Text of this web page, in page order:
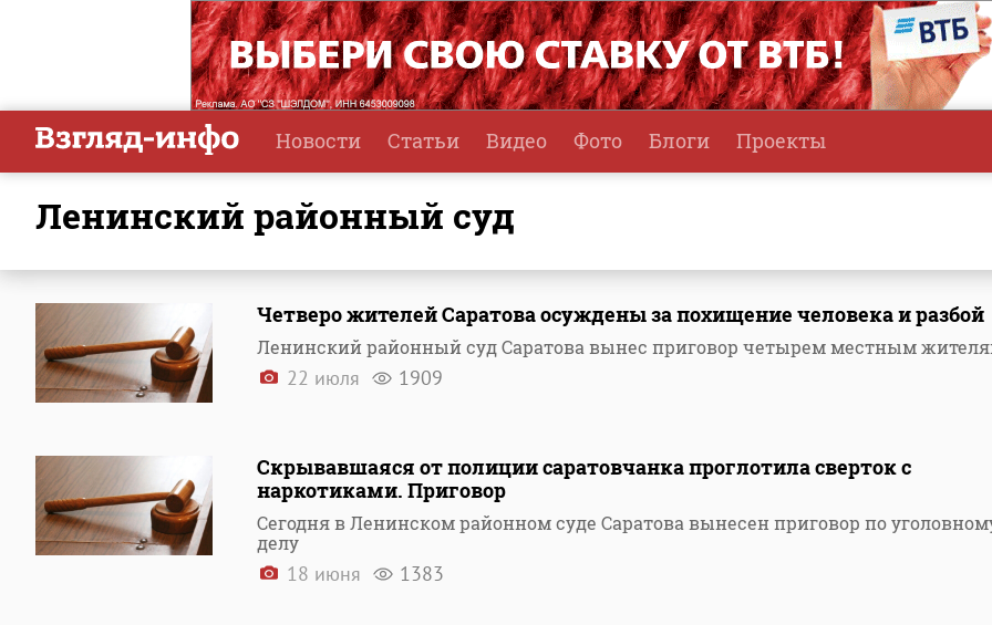
Новости Статьи Видео Фото Блоги Проекты
Ленинский районный суд
Четверо жителей Саратова осуждены за похищение человека и разбой
Ленинский районный суд Саратова вынес приговор четырем местным
22 июля 1909
Скрывавшаяся от полиции саратовчанка проглотила сверток с
наркотиками. Приговор
Сегодня в Ленинском районном суде Саратова вынесен приговор по
делу
18 июня 1383